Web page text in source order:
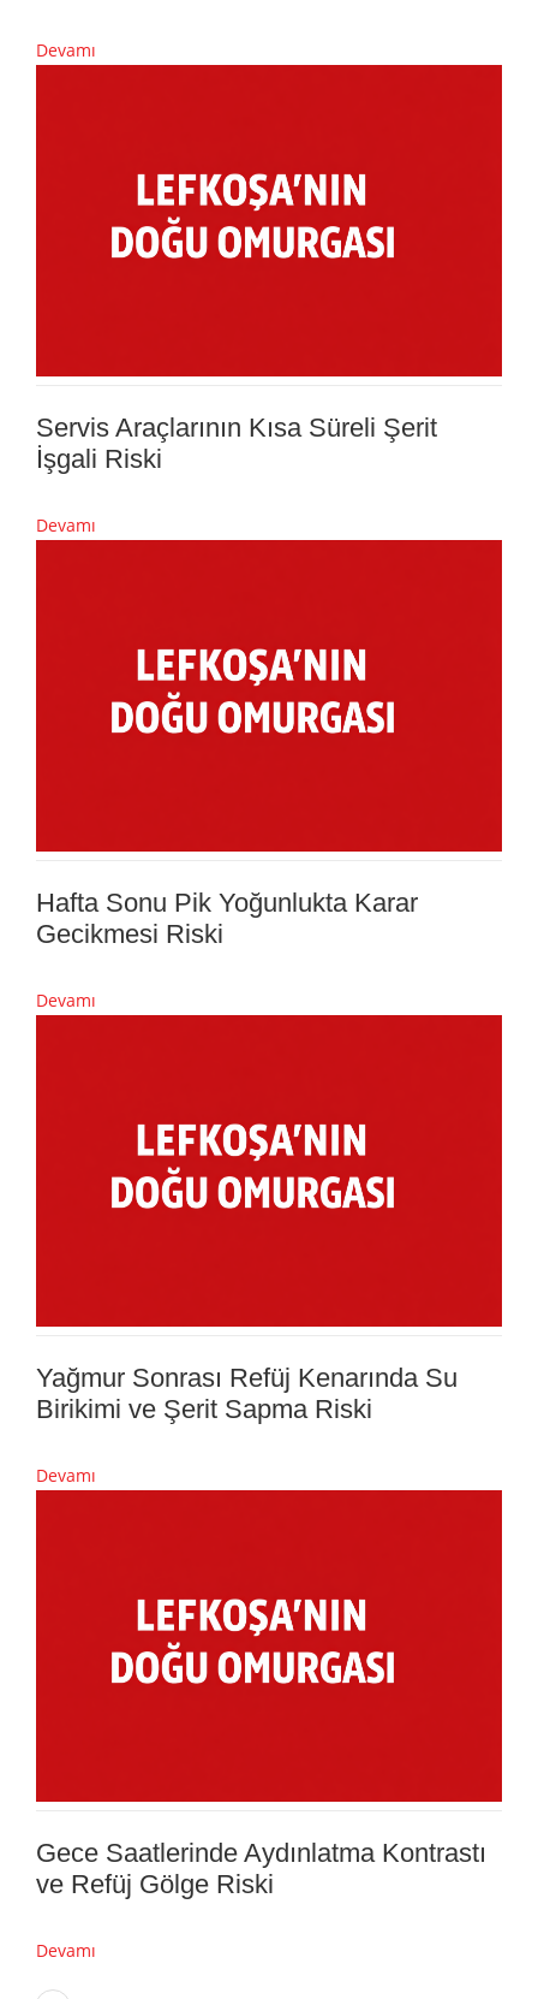
Devamı
Servis Araçlarının Kısa Süreli Şerit
İşgali Riski
Devamı
Hafta Sonu Pik Yoğunlukta Karar
Gecikmesi Riski
Devamı
Yağmur Sonrası Refüj Kenarında Su
Birikimi ve Şerit Sapma Riski
Devamı
Gece Saatlerinde Aydınlatma Kontrastı
ve Refüj Gölge Riski
Devamı